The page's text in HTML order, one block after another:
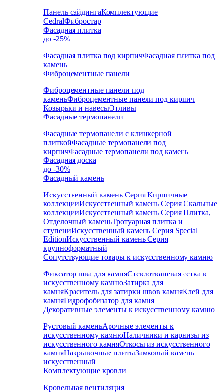
Панель сайдингаКомплектующие
CedralФибростар
Фасадная плитка
до -25%
Фасадная плитка под кирпичФасадная плитка под
камень
Фиброцементные панели
Фиброцементные панели под
каменьФиброцементные панели под кирпич
Козырьки и навесыОтливы
Фасадные термопанели
Фасадные термопанели с клинкерной
плиткойФасадные термопанели под
кирпичФасадные термопанели под камень
Фасадная доска
до -30%
Фасадный камень
Искусственный камень Серия Кирпичные
коллекцииИскусственный камень Серия Скальные
коллекцииИскусственный камень Серия Плитка,
Отделочный каменьТротуарная плитка и
ступениИскусственный камень Серия Special
EditionИскусственный камень Серия
крупноформатный
Сопутствующие товары к искусственному камню
Фиксатор шва для камняСтеклотканевая сетка к
искусственному камнюЗатирка для
камняКраситель для затирки швов камняКлей для
камняГидрофобизатор для камня
Декоративные элементы к искусственному камню
Рустовый каменьАрочные элементы к
искусственному камнюНаличники и карнизы из
искусственного камняОткосы из искусственного
камняНакрывочные плитыЗамковый камень
искусственный
Комплектующие кровли
Кровельная вентиляция